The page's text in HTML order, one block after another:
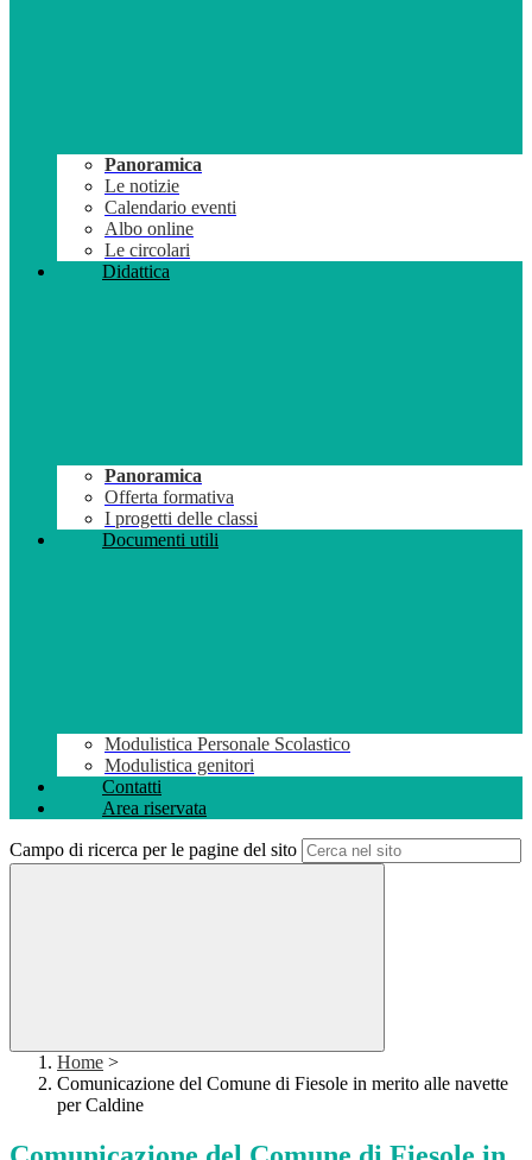
Panoramica
Le notizie
Calendario eventi
Albo online
Le circolari
Didattica
Panoramica
Offerta formativa
I progetti delle classi
Documenti utili
Modulistica Personale Scolastico
Modulistica genitori
Contatti
Area riservata
Campo di ricerca per le pagine del sito
Home >
Comunicazione del Comune di Fiesole in merito alle navette
per Caldine